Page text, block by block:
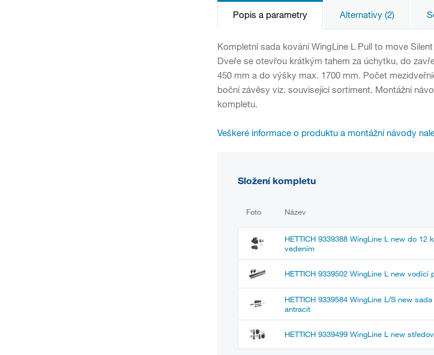
Popis a parametry Alternativy (2)
Kompletní sada kování WingLine L Pull to move
Dveře se otevřou krátkým tahem za úchytku, do
450 mm a do výšky max. 1700 mm. Počet
boční závěsy viz. související sortiment. Montážní
kompletu.
Veškeré informace o produktu a montážní návody
Složení kompletu
Foto Název
HETTICH 9339388 WingLine L new do
vedením
HETTICH 9339502 WingLine L new
HETTICH 9339584 WingLine L/S new
antracit
HETTICH 9339499 WingLine L new